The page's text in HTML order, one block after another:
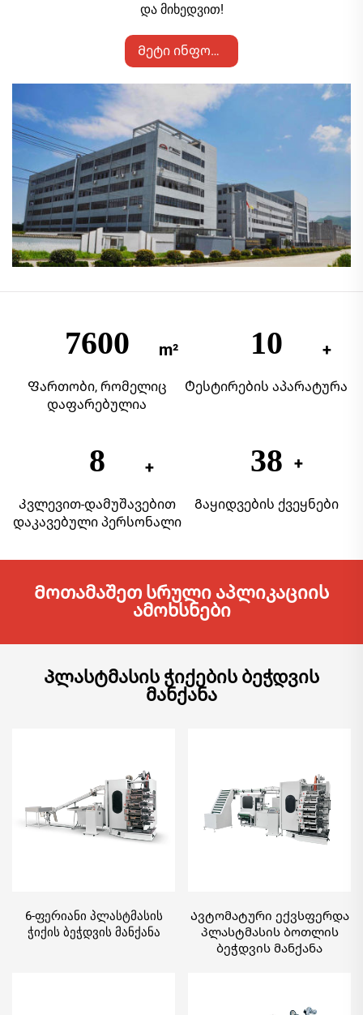
და მიხედვით!
Მეტი ინფორმაცია
10640
Ფართობი, რომელიც
დაფარებულია
13
Ტესტირების აპარატურა
11
Კვლევით-დამუშავებით
დაკავებული პერსონალი
53
Გაყიდვების ქვეყნები
Მოთამაშეთ სრული აპლიკაციის
ამოხსნები
Პლასტმასის ჭიქების ბეჭდვის
მანქანა
6-ფერიანი პლასტმასის
ჭიქის ბეჭდვის მანქანა
Ავტომატური ექვსფერდა
პლასტმასის ბოთლის
ბეჭდვის მანქანა